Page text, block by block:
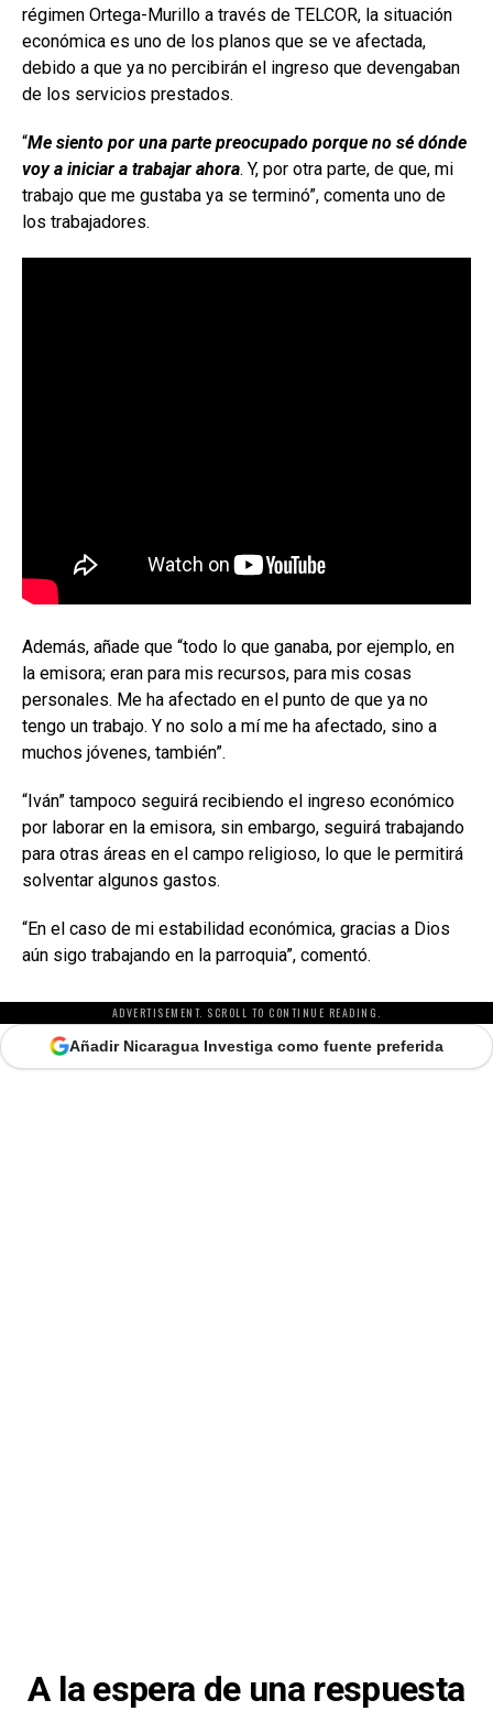
régimen Ortega-Murillo a través de TELCOR, la situación
económica es uno de los planos que se ve afectada,
debido a que ya no percibirán el ingreso que devengaban
de los servicios prestados.
“Me siento por una parte preocupado porque no sé dónde
voy a iniciar a trabajar ahora. Y, por otra parte, de que, mi
trabajo que me gustaba ya se terminó”, comenta uno de
los trabajadores.
Además, añade que “todo lo que ganaba, por ejemplo, en
la emisora; eran para mis recursos, para mis cosas
personales. Me ha afectado en el punto de que ya no
tengo un trabajo. Y no solo a mí me ha afectado, sino a
muchos jóvenes, también”.
“Iván” tampoco seguirá recibiendo el ingreso económico
por laborar en la emisora, sin embargo, seguirá trabajando
para otras áreas en el campo religioso, lo que le permitirá
solventar algunos gastos.
“En el caso de mi estabilidad económica, gracias a Dios
aún sigo trabajando en la parroquia”, comentó.
ADVERTISEMENT. SCROLL TO CONTINUE READING.
Añadir Nicaragua Investiga como fuente preferida
A la espera de una respuesta